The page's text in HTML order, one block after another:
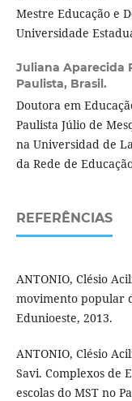
Mestre Educação e
Universidade
Juliana Aparecida
Paulista, Brasil.
Doutora em
Paulista Júlio de
na Universidad de
da Rede de
REFERÊNCIAS
ANTONIO, Clésio
movimento popular
Edunioeste, 2013.
ANTONIO, Clésio
Savi. Complexos de
escolas do MST no